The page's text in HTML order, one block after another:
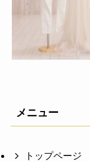
メニュー
トップページ